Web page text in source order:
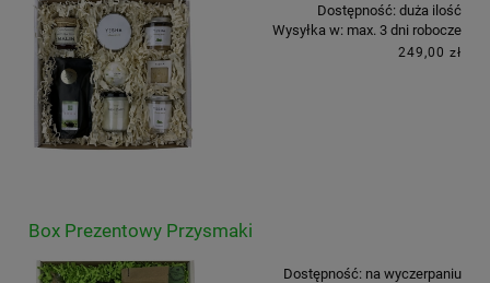
Dostępność: duża ilość
Wysyłka w: max. 3 dni robocze
249,00 zł
Box Prezentowy Przysmaki
Dostępność: na wyczerpaniu